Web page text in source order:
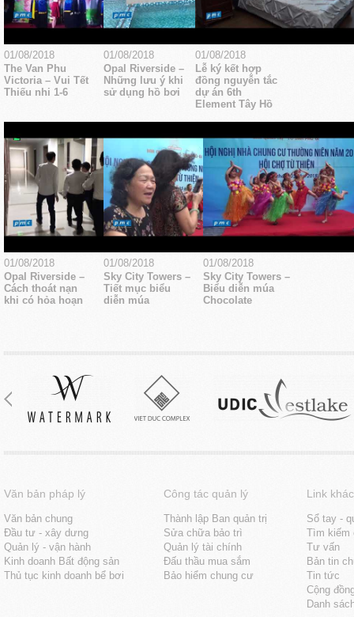
01/08/2018
The Van Phu
Victoria – Vui Tết
Thiếu nhi 1-6
01/08/2018
Opal Riverside –
Những lưu ý khi
sử dụng hồ bơi
01/08/2018
Lễ ký kết hợp
đồng nguyễn tắc
dự án 6th
Element Tây Hồ
01/08/2018
Opal Riverside –
Cách thoát nạn
khi có hỏa hoạn
01/08/2018
Sky City Towers –
Tiết mục biểu
diễn múa
01/08/2018
Sky City Towers –
Biểu diễn múa
Chocolate
Văn bản pháp lý
Văn bản chung
Đầu tư - xây dưng
Quản lý - vận hành
Kinh doanh Bất động sản
Thủ tục kinh doanh bể bơi
Công tác quản lý
Thành lập Ban quản trị
Sửa chữa bảo trì
Quản lý tài chính
Đấu thầu mua sắm
Bảo hiểm chung cư
Link khác
Sổ tay -
Tìm kiếm
Tư vấn
Bản tin
Tin tức
Cộng
Danh